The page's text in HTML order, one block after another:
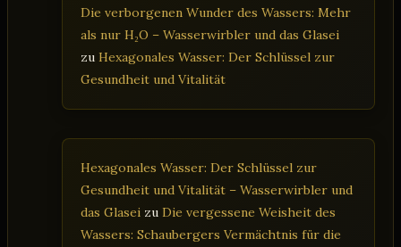
Die verborgenen Wunder des Wassers: Mehr
als nur H₂O – Wasserwirbler und das Glasei
zu Hexagonales Wasser: Der Schlüssel zur
Gesundheit und Vitalität
Hexagonales Wasser: Der Schlüssel zur
Gesundheit und Vitalität – Wasserwirbler und
das Glasei zu Die vergessene Weisheit des
Wassers: Schaubergers Vermächtnis für die